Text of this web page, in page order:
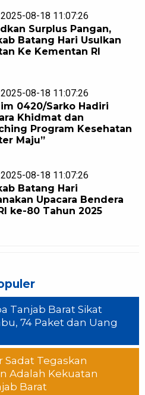
08-18 11:07:26
Surplus Pangan,
Batang Hari Usulkan
Ke Kementan RI
08-18 11:07:26
0420/Sarko Hadiri
Khidmat dan
Program Kesehatan
Maju”
08-18 11:07:26
Batang Hari
Upacara Bendera
ke-80 Tahun 2025
Tanjab Barat Sikat
74 Paket dan Uang
Sadat Tegaskan
Adalah Kekuatan
Barat